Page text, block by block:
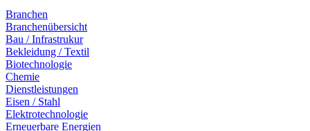
Branchen
Branchenübersicht
Bau / Infrastrukur
Bekleidung / Textil
Biotechnologie
Chemie
Dienstleistungen
Eisen / Stahl
Elektrotechnologie
Erneuerbare Energien